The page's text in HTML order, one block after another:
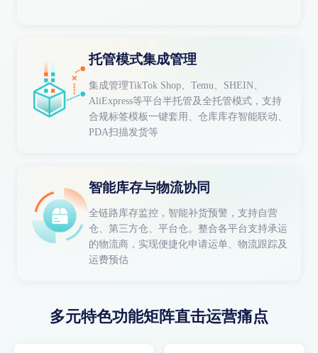
托管模式集成管理
集成管理TikTok Shop、Temu、SHEIN、
AliExpress等平台半托管及全托管模式，支持
合规标签模板一键套用、仓库库存智能联动、
PDA扫描发货等
智能库存与物流协同
全链路库存监控，智能补货预警，支持自营
仓、第三方仓、平台仓。整合各平台支持承运
的物流商，实现便捷化申请运单、物流跟踪及
运费预估
多元特色功能矩阵直击运营痛点